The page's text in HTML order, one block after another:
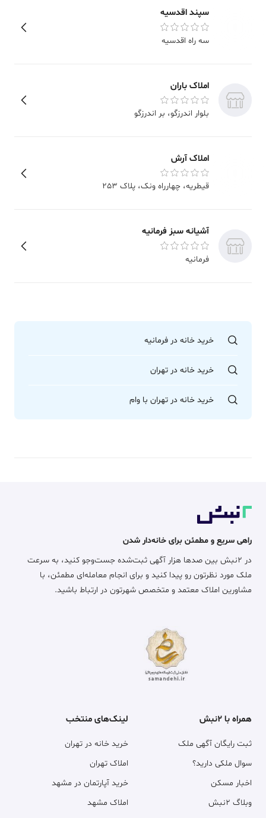
سپند اقدسیه
سه راه اقدسیه
املاک باران
بلوار اندرزگو، بر اندرزگو
املاک آرش
قیطریه، چهارراه ونک، پلاک 253
آشیانه سبز فرمانیه
فرمانیه
خرید خانه در فرمانیه
خرید خانه در تهران
خرید خانه در تهران با وام
راهی سریع و مطمئن برای خانه‌دار شدن
در ۲نبش بین صدها هزار آگهی ثبت‌شده جست‌وجو کنید، به سرعت
ملک مورد نظرتون رو پیدا کنید و برای انجام معامله‌ای مطمئن، با
مشاورین املاک معتمد و متخصص شهرتون در ارتباط باشید.
همراه با ۲نبش
ثبت رایگان آگهی ملک
سوال ملکی دارید؟
اخبار مسکن
وبلاگ ۲نبش
لینک‌های منتخب
خرید خانه در تهران
املاک تهران
خرید آپارتمان در مشهد
املاک مشهد